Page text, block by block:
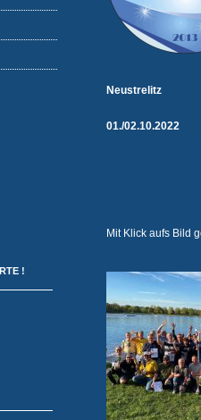
Neustrelitz
01./02.10.2022
Mit Klick aufs Bild
!